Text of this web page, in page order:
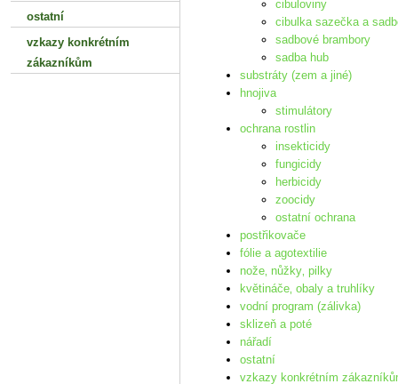
cibuloviny
cibulka sazečka a
sadbové brambory
sadba hub
substráty (zem a jiné)
hnojiva
stimulátory
ochrana rostlin
insekticidy
fungicidy
herbicidy
zoocidy
ostatní ochrana
postřikovače
fólie a agotextilie
nože‚ nůžky‚ pilky
květináče‚ obaly a truhlíky
vodní program (zálivka)
sklizeň a poté
nářadí
ostatní
vzkazy konkrétním
ostatní
vzkazy konkrétním
zákazníkům